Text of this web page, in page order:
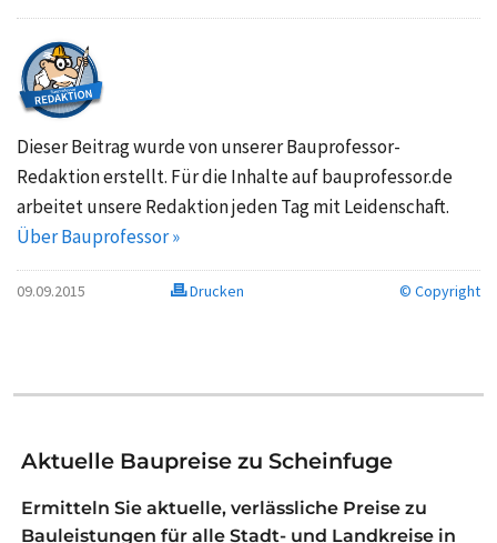
Dieser Beitrag wurde von unserer Bauprofessor-
Redaktion erstellt. Für die Inhalte auf bauprofessor.de
arbeitet unsere Redaktion jeden Tag mit Leidenschaft.
Über Bauprofessor »
09.09.2015 Drucken © Copyright
Aktuelle Baupreise zu Scheinfuge
Ermitteln Sie aktuelle, verlässliche Preise zu
Bauleistungen für alle Stadt- und Landkreise in